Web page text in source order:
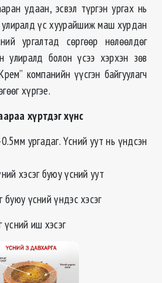
удаан, эсвэл түргэн ургах нь
улиралд үс хуурайшиж маш хурдан
ургалтад сөргөөр нөлөөлдөг
улиралд болон үсээ хэрхэн зөв
компанийн үүсгэн байгуулагч
хүргэе.
хүртдэг хүнс
ургадаг. Үсний уут нь үндсэн
хэсэг буюу үсний уут
буюу үсний үндэс хэсэг
үсний иш хэсэг